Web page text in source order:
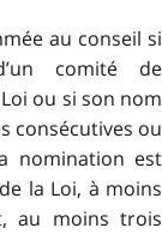
au conseil si
comité de
ou si son nom
consécutives ou
nomination est
la Loi, à moins
au moins trois